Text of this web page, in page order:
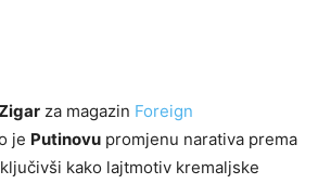
za magazin Foreign
je Putinovu promjenu narativa prema
kako lajtmotiv kremaljske